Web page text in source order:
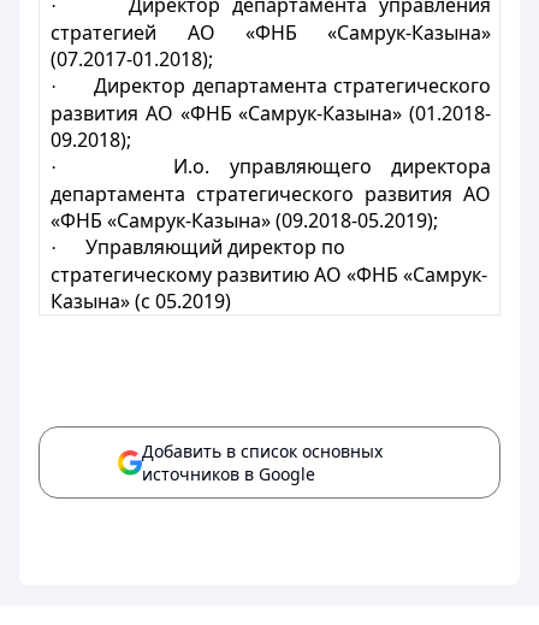
·
стратегией АО «ФНБ «Самрук-Казына»
(07.2017-01.2018);
·
Директор департамента стратегического
развития АО «ФНБ «Самрук-Казына» (01.2018-
09.2018);
·
И.о. управляющего директора
департамента стратегического развития АО
«ФНБ «Самрук-Казына» (09.2018-05.2019);
·
Управляющий директор по
стратегическому развитию АО «ФНБ «Самрук-
Казына» (с 05.2019)
Добавить в список основных
источников в Google